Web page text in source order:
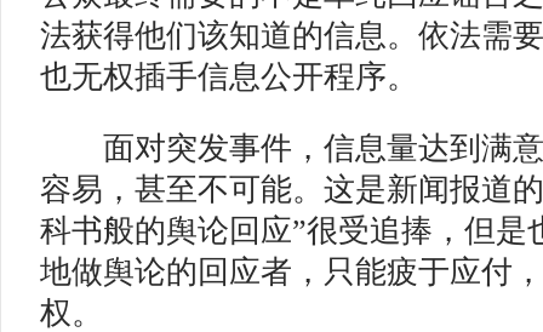
法获得他们该知道的信息。依法需
也无权插手信息公开程序。
面对突发事件，信息量达到满意
容易，甚至不可能。这是新闻报道
科书般的舆论回应”很受追捧，但是
地做舆论的回应者，只能疲于应付
权。